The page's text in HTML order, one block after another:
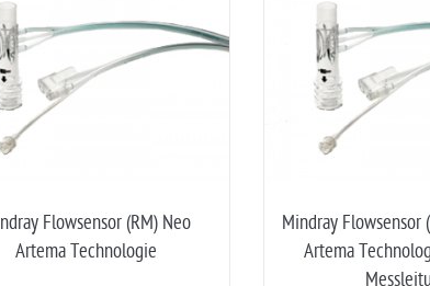
Flowsensor (RM) Neo
Artema Technologie
Mindray Flowsensor
Artema